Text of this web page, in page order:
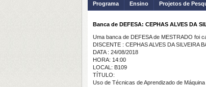
Programa Ensino Projetos de
Banca de DEFESA: CEPHAS ALVES DA
Uma banca de DEFESA de MESTRADO foi
DISCENTE : CEPHAS ALVES DA SILVEIRA
DATA : 24/08/2018
HORA: 14:00
LOCAL: B109
TÍTULO:
Uso de Técnicas de Aprendizado de